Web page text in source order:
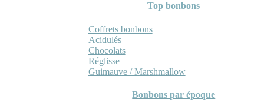
Top bonbons
Coffrets bonbons
Acidulés
Chocolats
Réglisse
Guimauve / Marshmallow
Bonbons par époque